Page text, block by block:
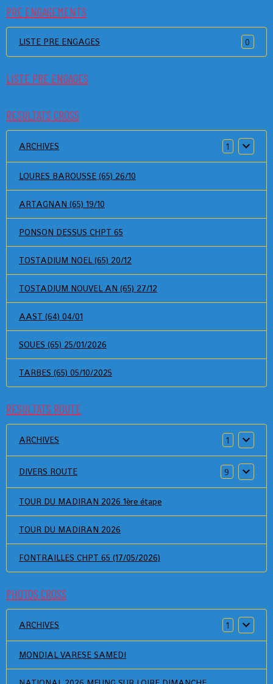
PRE ENGAGEMENTS
LISTE PRE ENGAGES 0
LISTE PRE ENGAGES
RESULTATS CROSS
ARCHIVES 1
LOURES BAROUSSE (65) 26/10
ARTAGNAN (65) 19/10
PONSON DESSUS CHPT 65
TOSTADIUM NOEL (65) 20/12
TOSTADIUM NOUVEL AN (65) 27/12
AAST (64) 04/01
SOUES (65) 25/01/2026
TARBES (65) 05/10/2025
RESULTATS ROUTE
ARCHIVES 1
DIVERS ROUTE 9
TOUR DU MADIRAN 2026 1ère étape
TOUR DU MADIRAN 2026
FONTRAILLES CHPT 65 (17/05/2026)
PHOTOS CROSS
ARCHIVES 1
MONDIAL VARESE SAMEDI